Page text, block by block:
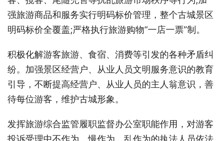
强旅游商品和服务实行明码标价管理，整个古城景区
明码标价全覆盖;严格执行旅游购物“一店一票”制。
积极化解游客旅游、食宿、消费等引发的各种矛盾纠
纷。加强景区经营户、从业人员文明服务意识的教育
引导，不断提高经营户、从业人员的主人翁意识，善
待每位游客，维护古城形象。
发挥旅游综合监管履职监督办公室职能作用，对游客
投诉受理中不作为、慢作为、乱作为的执法人员依法